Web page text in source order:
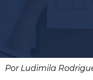
Por Ludimila